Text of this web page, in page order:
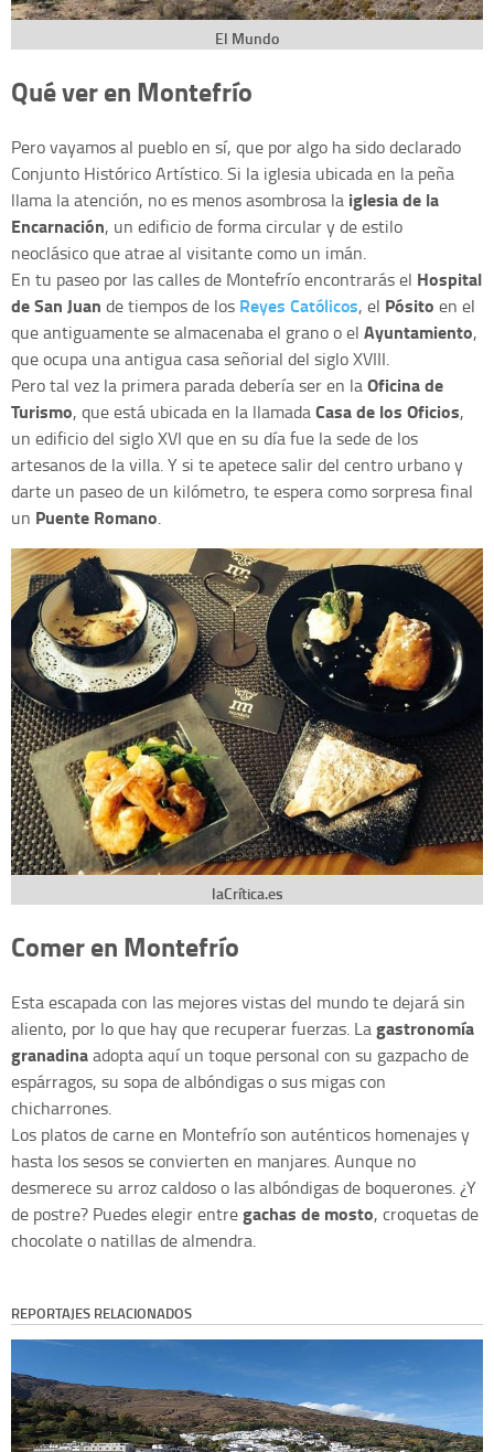
El Mundo
Qué ver en Montefrío
Pero vayamos al pueblo en sí, que por algo ha sido declarado
Conjunto Histórico Artístico. Si la iglesia ubicada en la peña
llama la atención, no es menos asombrosa la iglesia de la
Encarnación, un edificio de forma circular y de estilo
neoclásico que atrae al visitante como un imán.
En tu paseo por las calles de Montefrío encontrarás el Hospital
de San Juan de tiempos de los Reyes Católicos, el Pósito en el
que antiguamente se almacenaba el grano o el Ayuntamiento,
que ocupa una antigua casa señorial del siglo XVIII.
Pero tal vez la primera parada debería ser en laOficina de
Turismo, que está ubicada en la llamadaCasa de los Oficios,
un edificio del siglo XVI que en su día fue la sede de los
artesanos de la villa. Y si te apetece salir del centro urbano y
darte un paseo de un kilómetro, te espera como sorpresa final
un Puente Romano.
laCrítica.es
Comer en Montefrío
Esta escapada con las mejores vistas del mundo te dejará sin
aliento, por lo que hay que recuperar fuerzas. Lagastronomía
granadinaadopta aquí un toque personal con su gazpacho de
espárragos, su sopa de albóndigas o sus migas con
chicharrones.
Los platos de carne en Montefrío son auténticos homenajes y
hasta los sesos se convierten en manjares. Aunque no
desmerece su arroz caldoso o las albóndigas de boquerones. ¿Y
de postre? Puedes elegir entregachas de mosto, croquetas de
chocolate o natillas de almendra.
REPORTAJES RELACIONADOS